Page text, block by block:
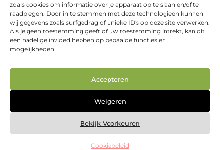
zoals cookies om informatie over je apparaat op te slaan en/of te
raadplegen. Door in te stemmen met deze technologieën kunnen
wij gegevens zoals surfgedrag of unieke ID's op deze site verwerken.
Als je geen toestemming geeft of uw toestemming intrekt, kan dit
een nadelige invloed hebben op bepaalde functies en
mogelijkheden.
Accepteren
Weigeren
Bekijk Voorkeuren
Cookiebeleid
Ontdek een uitgebreide verzameling blogs en artikelen
boordevol handige adviezen en verrassende inzichten om
jouw woondromen te realiseren. Van interieurideeën tot
slimme bespaartips – haal het beste uit jouw huis en
leefomgeving!